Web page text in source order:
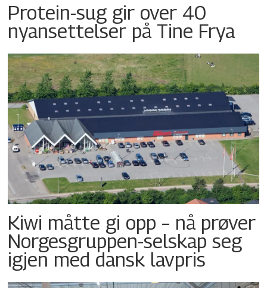
Protein-sug gir over 40
nyansettelser på Tine Frya
Kiwi måtte gi opp – nå prøver
Norgesgruppen-selskap seg
igjen med dansk lavpris